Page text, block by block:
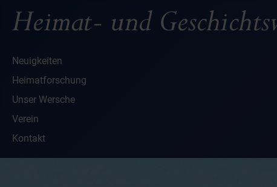
Neuigkeiten
Heimatforschung
Unser Wersche
Verein
Kontakt